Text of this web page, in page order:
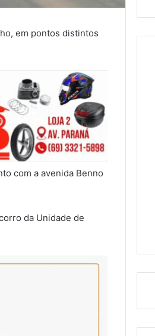
em pontos distintos
com a avenida Benno
da Unidade de